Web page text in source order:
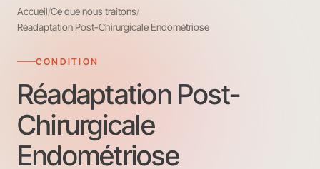
Accueil/Ce que nous traitons/
Réadaptation Post-Chirurgicale Endométriose
CONDITION
Réadaptation Post-
Chirurgicale
Endométriose